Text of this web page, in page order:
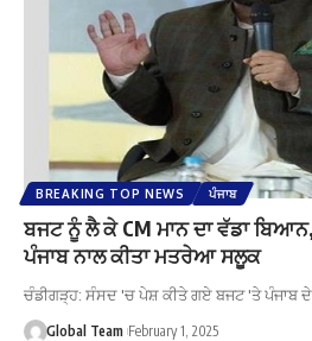
BREAKING TOP NEWS ਪੰਜਾਬ
ਬਜਟ ਨੂੰ ਲੈ ਕੇ CM ਮਾਨ ਦਾ ਵੱਡਾ
ਪੰਜਾਬ ਨਾਲ ਕੀਤਾ ਮਤਰੇਆ ਸਲੂਕ
ਚੰਡੀਗੜ੍ਹ: ਸੰਸਦ 'ਚ ਪੇਸ਼ ਕੀਤੇ ਗਏ ਬਜਟ 'ਤੇ ਪੰਜਾਬ
Global Team February 1, 2025